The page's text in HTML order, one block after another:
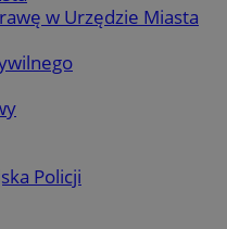
w Urzędzie Miasta
Policji